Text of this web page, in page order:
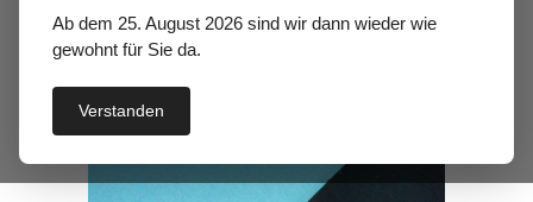
Gummiplatte 60° Quanto
Höhe: 4mm
Ab dem 25. August 2026 sind wir dann wieder wie
gewohnt für Sie da.
Verstanden